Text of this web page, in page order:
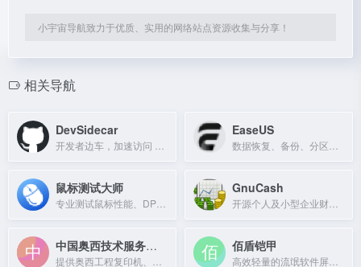
小宇宙导航致力于优质、实用的网络站点资源收集与分享！
相关导航
DevSidecar EaseUS
鼠标测试大师 GnuCash
中国奥西技术服务有限公司 佰盾铠甲